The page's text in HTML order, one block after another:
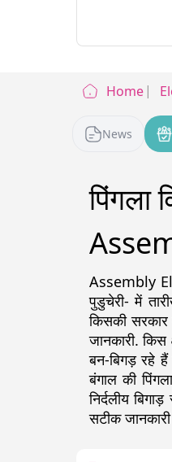
Home
News
पिंगला
Assembly
पुडुचेरी- में
किसकी
जानकारी.
बन-बिगड़ रहे हैं
बंगाल की
निर्दलीय
सटीक